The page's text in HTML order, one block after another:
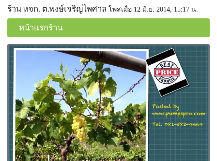
ร้าน หจก. ต.พงษ์เจริญไพศาล โพสเมื่อ 12 มิ.ย. 2014, 15:17 น.
หน้าแรกร้าน